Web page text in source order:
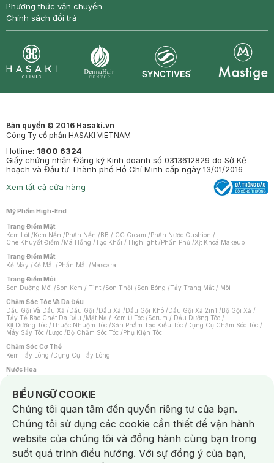
Phương thức vận chuyển
Chính sách đổi trả
Bản quyền © 2016 Hasaki.vn
Công Ty cổ phần HASAKI VIETNAM
Hotline: 1800 6324
Giấy chứng nhận Đăng ký Kinh doanh số 0313612829 do Sở Kế
hoạch và Đầu tư Thành phố Hồ Chí Minh cấp ngày 13/01/2016
Xem tất cả cửa hàng
Mỹ Phẩm High-End
Trang Điểm Mặt
Kem Lót /Kem Nền /Phấn Nền /BB / CC Cream /Phấn Nước Cushion /
Che Khuyết Điểm /Má Hồng /Tạo Khối / Highlight /Phấn Phủ /Xịt Khoá Makeup
Trang Điểm Mắt
Kẻ Mày /Kẻ Mắt /Phấn Mắt /Mascara
Trang Điểm Môi
Son Dưỡng Môi /Son Kem / Tint /Son Thỏi /Son Bóng /Tẩy Trang Mắt / Môi
Chăm Sóc Tóc Và Da Đầu
Dầu Gội Và Dầu Xả /Dầu Gội /Dầu Xả /Dầu Gội Khô /Dầu Gội Xả 2in1 /Bộ Gội Xả /
Tẩy Tế Bào Chết Da Đầu /Mặt Nạ / Kem Ủ Tóc /Serum / Dầu Dưỡng Tóc /
Xịt Dưỡng Tóc /Thuốc Nhuộm Tóc /Sản Phẩm Tạo Kiểu Tóc /Dụng Cụ Chăm Sóc Tóc /
Máy Sấy Tóc /Lược /Bộ Chăm Sóc Tóc /Phụ Kiện Tóc
Chăm Sóc Cơ Thể
Kem Tẩy Lông /Dụng Cụ Tẩy Lông
Nước Hoa
Nước Hoa Nữ
Chăm Sóc Cá Nhân
Chống Muỗi /Khẩu Trang /Máy Massage/Mặt Nạ Xông Hơi /Nước Rửa Tay/
Sản Phẩm Chăm Sóc Khác /Bàn Chải Đánh Răng /Bàn Chải Điện/
Hỗ Trợ Trắng Răng/Kem Đánh Răng /Máy Tăm Nước/ Nước Súc Miệng/
Tăm / Chỉ Nha Khoa/ Xịt Thơm Miệng / Dung Dịch Vệ Sinh/Dưỡng Vùng Kín/
Khăn Ướt Vệ Sinh Vùng Kín/Băng Vệ Sinh/Tampon/Bọt Cạo Râu /Dao Cạo Râu/
Máy Cạo Râu
Vấn Đề Về Da
BIỂU NGỮ COOKIE
Notice about cookies usage
Chúng tôi quan tâm đến quyền riêng tư của bạn.
Chúng tôi sử dụng các cookie cần thiết để vận hành
website của chúng tôi và đồng hành cùng bạn trong
suốt quá trình điều hướng. Với sự đồng ý của bạn,